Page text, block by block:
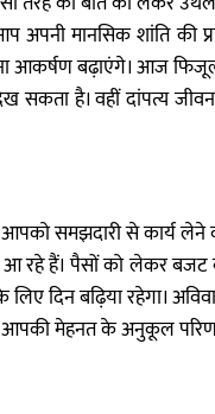
अपनी मानसिक शांति की
आकर्षण बढ़ाएंगे। आज
सकता है। वहीं दांपत्य
समझदारी से कार्य लेने
रहे हैं। पैसों को लेकर बजट
दिन बढ़िया रहेगा।
मेहनत के अनुकूल परिणाम